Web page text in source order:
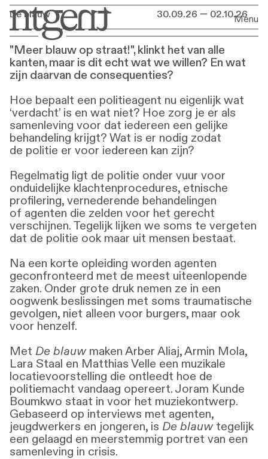
Menu
Première
30.09.26 — 02.10.26
De blauw 30.09.26 — 02.10.26
"Meer blauw op straat!", klinkt het van alle
kanten, maar is dit echt wat we willen? En wat
zijn daarvan de consequenties?
Hoe bepaalt een politieagent nu eigenlijk wat
‘verdacht’ is en wat niet? Hoe zorg je er als
samenleving voor dat iedereen een gelijke
behandeling krijgt? Wat is er nodig zodat
de politie er voor iedereen kan zijn?
Regelmatig ligt de politie onder vuur voor
onduidelijke klachtenprocedures, etnische
profilering, vernederende behandelingen
of agenten die zelden voor het gerecht
verschijnen. Tegelijk lijken we soms te vergeten
dat de politie ook maar uit mensen bestaat.
Na een korte opleiding worden agenten
geconfronteerd met de meest uiteenlopende
zaken. Onder grote druk nemen ze in een
oogwenk beslissingen met soms traumatische
gevolgen, niet alleen voor burgers, maar ook
voor henzelf.
Met De blauwmaken Arber Aliaj, Armin Mola,
Lara Staal en Matthias Velle een muzikale
locatievoorstelling die ontleedt hoe de
politiemacht vandaag opereert. Joram Kunde
Boumkwo staat in voor het muziekontwerp.
Gebaseerd op interviews met agenten,
jeugdwerkers en jongeren, is De blauwtegelijk
een gelaagd en meerstemmig portret van een
samenleving in crisis.